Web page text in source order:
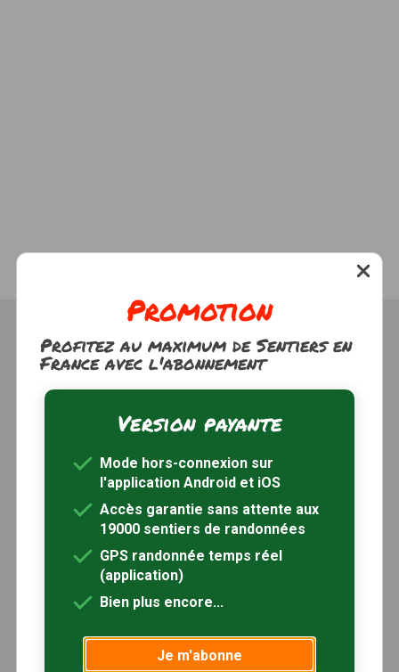
Trouver une randonnée À propos
Inscription / Connexion
Abonnement Rando+ Calendrier randos
Sentiers-en-France, grâce aux nombreux circuits de
- les spécificités des terroirs (sites et milieux naturels,
patrimoine …)
Promotion
Profitez au maximum de Sentiers en
France avec l'abonnement
Version payante
Mode hors-connexion sur
l'application Android et iOS
Accès garantie sans attente aux
19000 sentiers de randonnées
GPS randonnée temps réel
(application)
Bien plus encore...
Je m'abonne